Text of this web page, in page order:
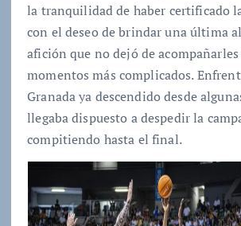
la tranquilidad de haber certificado
con el deseo de brindar una última
afición que no dejó de
momentos más complicados.
Granada ya descendido desde
llegaba dispuesto a despedir la
compitiendo hasta el final.